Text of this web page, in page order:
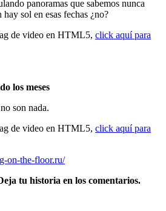
panoramas que sabemos nunca
sol en esas fechas ¿no?
de video en HTML5, click aquí para
los meses
son nada.
de video en HTML5, click aquí para
on-the-floor.ru/
tu historia en los comentarios.